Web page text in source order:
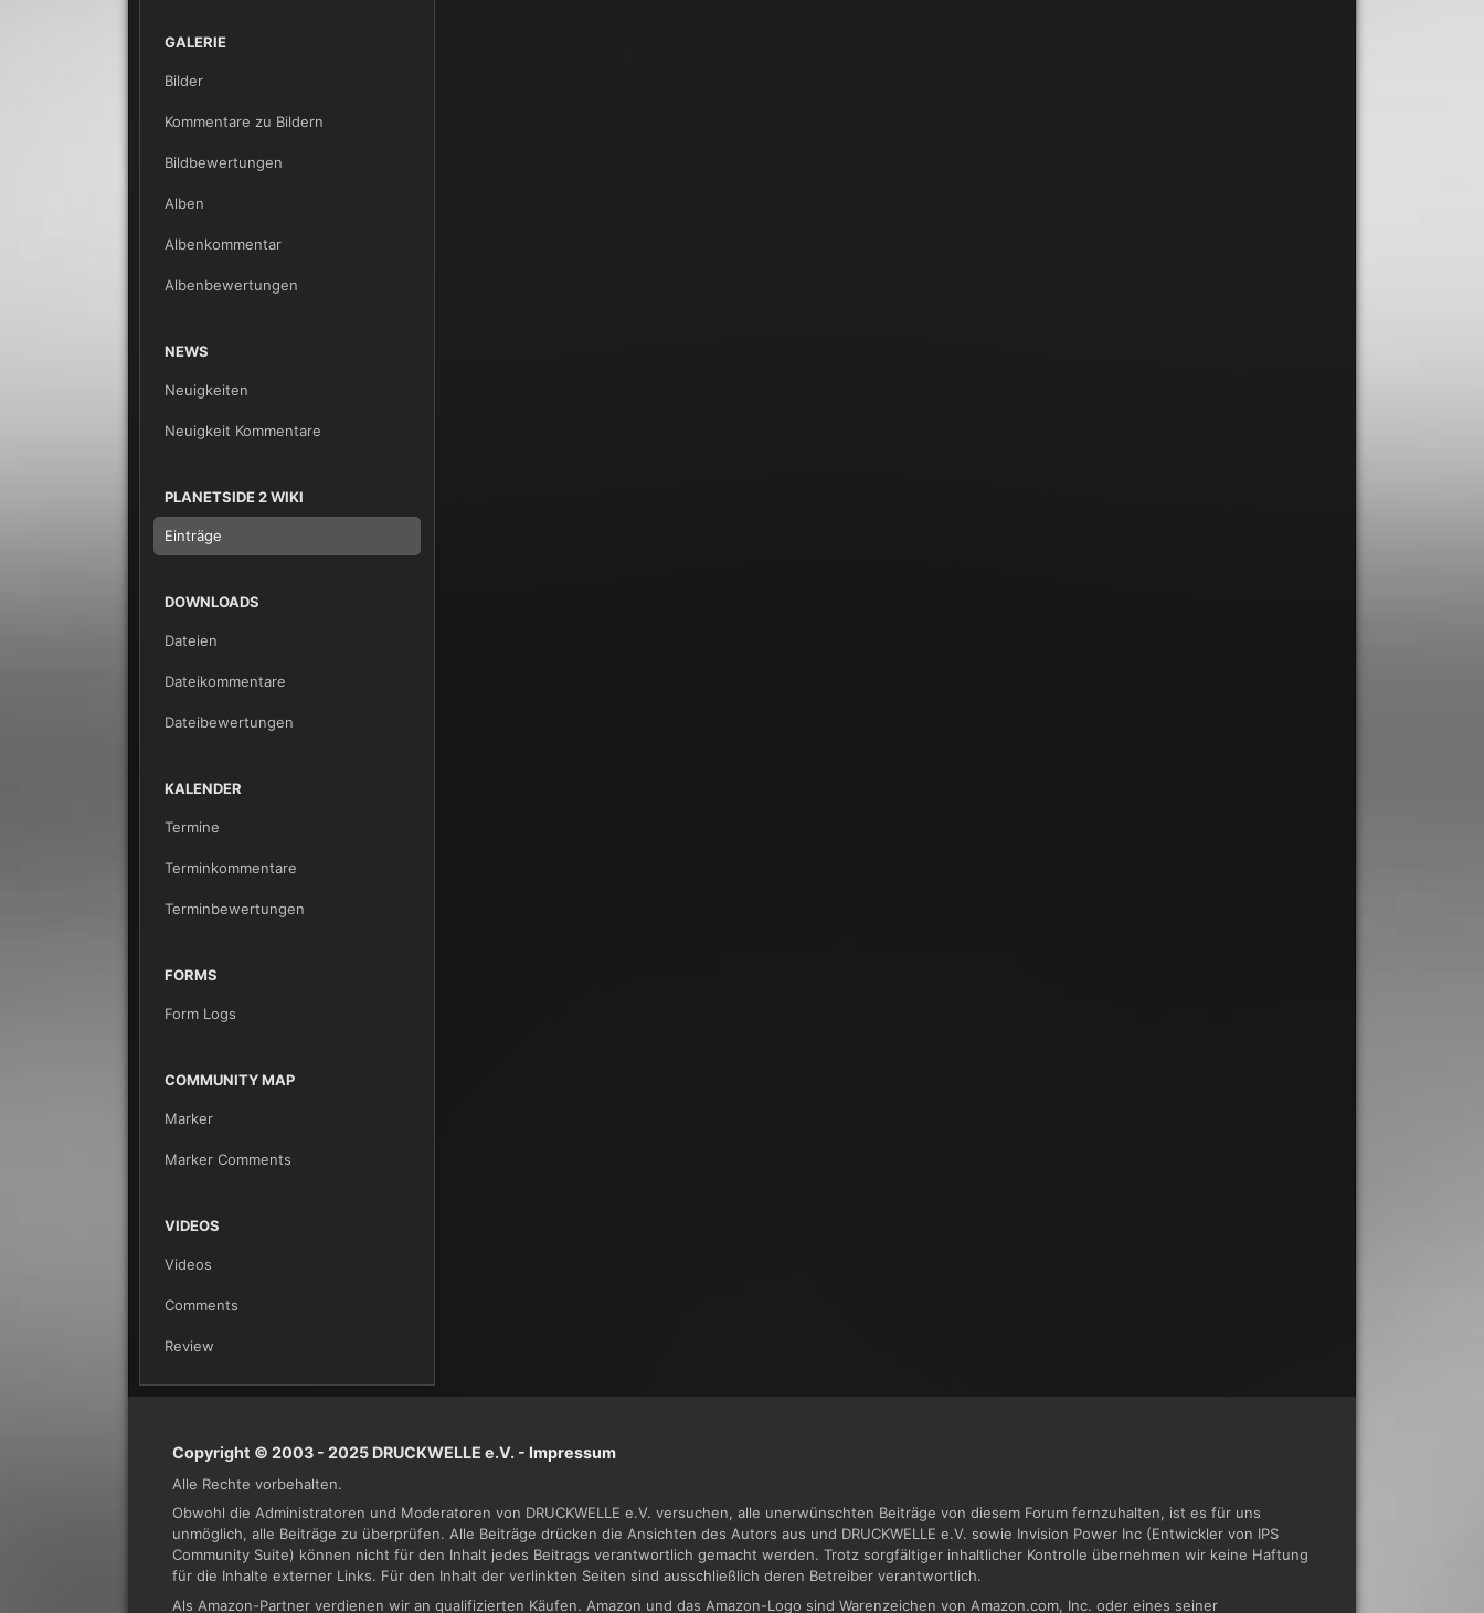
GALERIE
Bilder
Kommentare zu Bildern
Bildbewertungen
Alben
Albenkommentar
Albenbewertungen
NEWS
Neuigkeiten
Neuigkeit Kommentare
PLANETSIDE 2 WIKI
Einträge
DOWNLOADS
Dateien
Dateikommentare
Dateibewertungen
KALENDER
Termine
Terminkommentare
Terminbewertungen
FORMS
Form Logs
COMMUNITY MAP
Marker
Marker Comments
VIDEOS
Videos
Comments
Review
Copyright © 2003 - 2025 DRUCKWELLE e.V. - Impressum
Alle Rechte vorbehalten.
Obwohl die Administratoren und Moderatoren von DRUCKWELLE e.V. versuchen, alle unerwünschten Beiträge von diesem Forum fernzuhalten, ist es für uns
unmöglich, alle Beiträge zu überprüfen. Alle Beiträge drücken die Ansichten des Autors aus und DRUCKWELLE e.V. sowie Invision Power Inc (Entwickler von IPS
Community Suite) können nicht für den Inhalt jedes Beitrags verantwortlich gemacht werden. Trotz sorgfältiger inhaltlicher Kontrolle übernehmen wir keine Haftung
für die Inhalte externer Links. Für den Inhalt der verlinkten Seiten sind ausschließlich deren Betreiber verantwortlich.
Als Amazon-Partner verdienen wir an qualifizierten Käufen. Amazon und das Amazon-Logo sind Warenzeichen von Amazon.com, Inc. oder eines seiner